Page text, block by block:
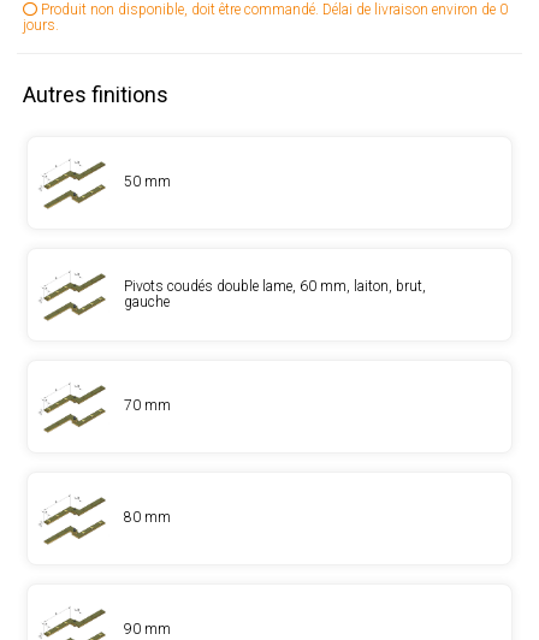
Produit non disponible, doit être commandé. Délai de livraison environ de 0
jours.
Autres finitions
50 mm
Pivots coudés double lame, 60 mm, laiton, brut,
gauche
70 mm
80 mm
90 mm